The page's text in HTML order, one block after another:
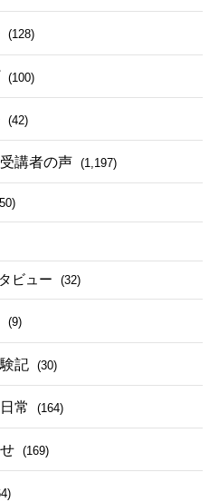
(128)
(100)
(42)
講者の声 (1,197)
ビュー (32)
(9)
記 (30)
常 (164)
(169)